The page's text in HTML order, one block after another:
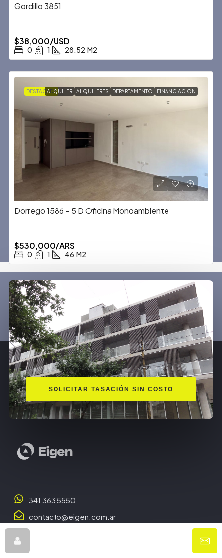
Gordillo 3851
$38,000/USD
0 1 28.52 M2
DESTACADAALQUILER ALQUILERES DEPARTAMENTO FINANCIACION
Dorrego 1586 – 5 D Oficina Monoambiente
$530,000/ARS
0 1 46 M2
SOLICITAR TASACIÓN SIN COSTO
341 363 5550
contacto@eigen.com.ar